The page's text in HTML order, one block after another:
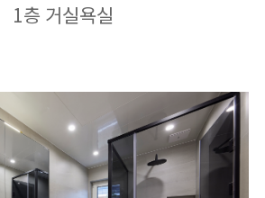
1층 거실욕실